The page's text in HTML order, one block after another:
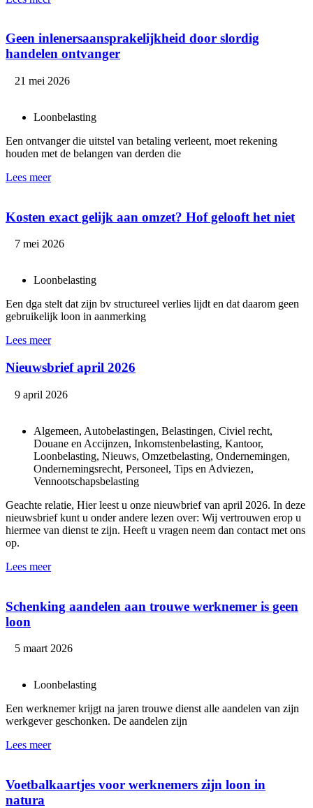
Geen inlenersaansprakelijkheid door slordig
handelen ontvanger
21 mei 2026
Loonbelasting
Een ontvanger die uitstel van betaling verleent, moet rekening
houden met de belangen van derden die
Lees meer
Kosten exact gelijk aan omzet? Hof gelooft het niet
7 mei 2026
Loonbelasting
Een dga stelt dat zijn bv structureel verlies lijdt en dat daarom geen
gebruikelijk loon in aanmerking
Lees meer
Nieuwsbrief april 2026
9 april 2026
Algemeen, Autobelastingen, Belastingen, Civiel recht,
Douane en Accijnzen, Inkomstenbelasting, Kantoor,
Loonbelasting, Nieuws, Omzetbelasting, Ondernemingen,
Ondernemingsrecht, Personeel, Tips en Adviezen,
Vennootschapsbelasting
Geachte relatie, Hier leest u onze nieuwbrief van april 2026. In deze
nieuwsbrief kunt u onder andere lezen over: Wij vertrouwen erop u
hiermee van dienst te zijn. Heeft u vragen neem dan contact met ons
op.
Lees meer
Schenking aandelen aan trouwe werknemer is geen
loon
5 maart 2026
Loonbelasting
Een werknemer krijgt na jaren trouwe dienst alle aandelen van zijn
werkgever geschonken. De aandelen zijn
Lees meer
Voetbalkaartjes voor werknemers zijn loon in
natura